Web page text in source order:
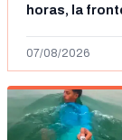
horas, la
07/08/2026